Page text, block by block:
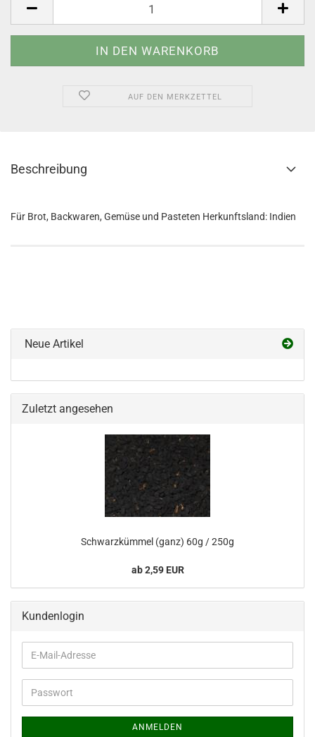
AUF DEN MERKZETTEL
Beschreibung
Für Brot, Backwaren, Gemüse und Pasteten Herkunftsland: Indien
Neue Artikel
Zuletzt angesehen
Schwarzkümmel (ganz) 60g / 250g
ab 2,59 EUR
Kundenlogin
E-
Mail-
Adresse
Passwort
ANMELDEN